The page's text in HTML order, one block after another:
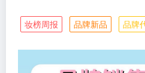
妆榜周报 品牌新品 品牌